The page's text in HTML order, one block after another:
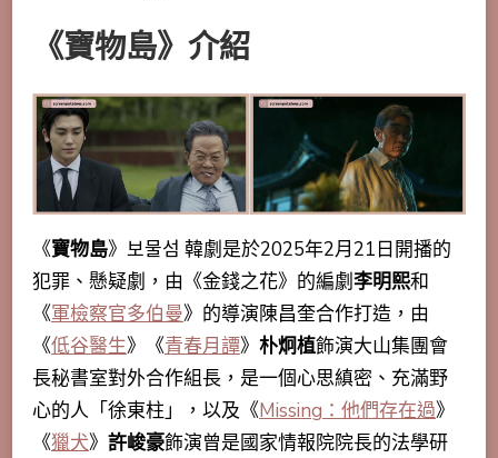
《寶物島》介紹
《寶物島》보물섬 韓劇是於2025年2月21日開播的
犯罪、懸疑劇，由《金錢之花》的編劇李明熙和
《軍檢察官多伯曼》的導演陳昌奎合作打造，由
《低谷醫生》《青春月譚》 朴炯植飾演大山集團會
長秘書室對外合作組長，是一個心思縝密、充滿野
心的人「徐東柱」，以及《Missing：他們存在過》
《獵犬》 許峻豪飾演曾是國家情報院院長的法學研